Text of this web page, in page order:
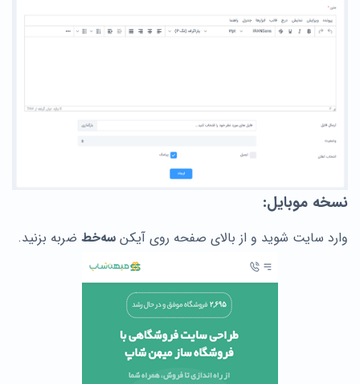
نسخه موبایل:
وارد سایت شوید و از بالای صفحه روی آیکن سه‌خط ضربه بزنید.